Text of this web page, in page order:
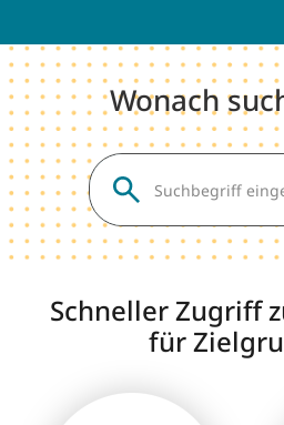
Wonach
Schneller Zugriff
für